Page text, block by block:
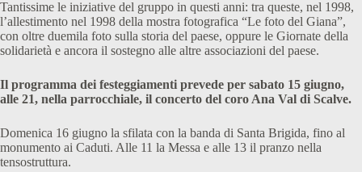
Tantissime le iniziative del gruppo in questi anni: tra queste, nel 1998,
l’allestimento nel 1998 della mostra fotografica “Le foto del Giana”,
con oltre duemila foto sulla storia del paese, oppure le Giornate della
solidarietà e ancora il sostegno alle altre associazioni del paese.
Il programma dei festeggiamenti prevede per sabato 15 giugno,
alle 21, nella parrocchiale, il concerto del coro Ana Val di Scalve.
Domenica 16 giugno la sfilata con la banda di Santa Brigida, fino al
monumento ai Caduti. Alle 11 la Messa e alle 13 il pranzo nella
tensostruttura.